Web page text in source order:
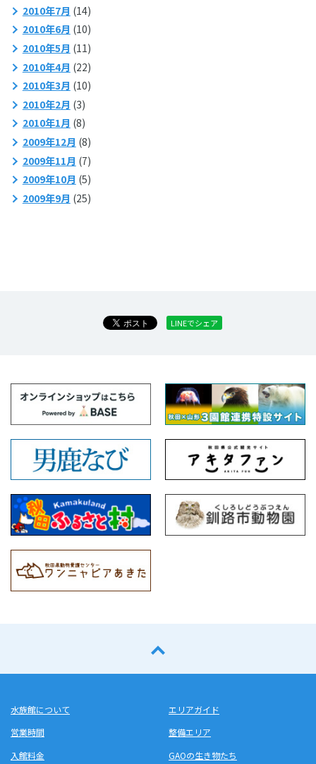
2010年7月 (14)
2010年6月 (10)
2010年5月 (11)
2010年4月 (22)
2010年3月 (10)
2010年2月 (3)
2010年1月 (8)
2009年12月 (8)
2009年11月 (7)
2009年10月 (5)
2009年9月 (25)
LINEでシェア
水族館について
営業時間
入館料金
エリアガイド
整備エリア
GAOの生き物たち